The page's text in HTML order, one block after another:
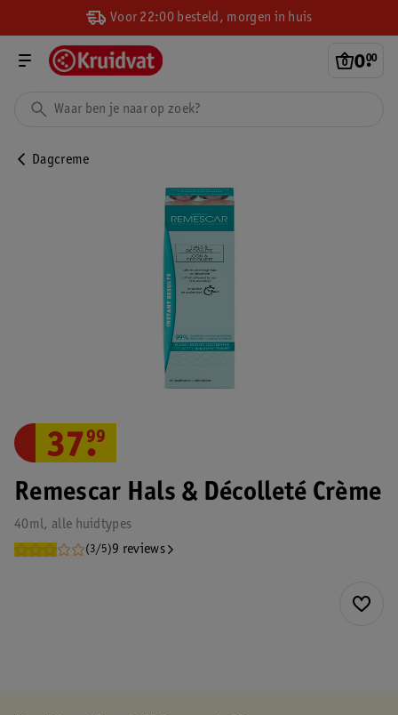
Voor 22:00 besteld, morgen in huis
0.
00
Dagcreme
Remescar Hals & Décolleté Crème
40ml, alle huidtypes
(3/5)9 reviews
37.
99